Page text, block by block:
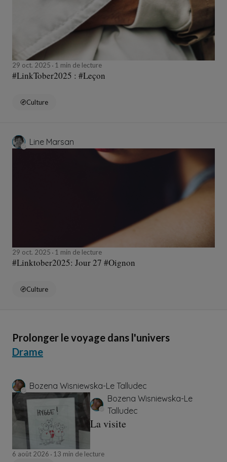
29 oct. 2025 1 min de lecture
#LinkTober2025 : #Leçon
Culture
Line Marsan
29 oct. 2025 1 min de lecture
#Linktober2025: Jour 27 #Oignon
Culture
Prolonger le voyage dans l'univers
Drame
Bozena Wisniewska-Le Talludec
Bozena Wisniewska-Le
Talludec
La visite
6 août 2026
13 min de lecture